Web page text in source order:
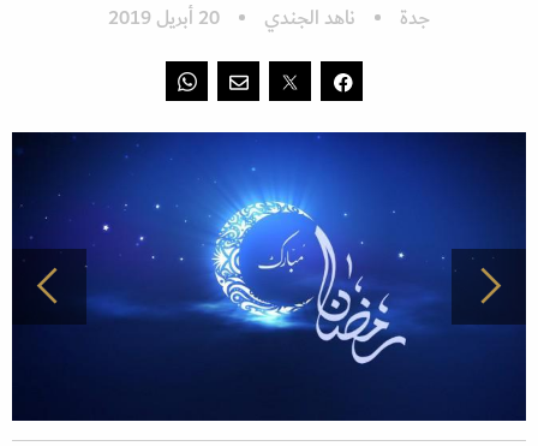
جدة ناهد الجندي 20 أبريل 2019